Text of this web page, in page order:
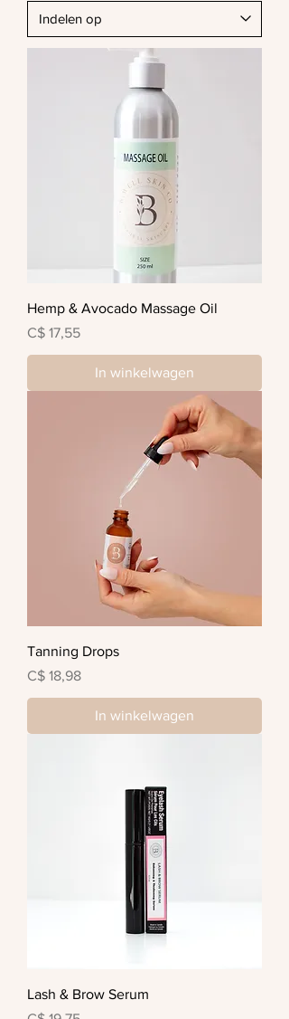
Hemp & Avocado Massage Oil
Prijs
C$ 17,55
In winkelwagen
Tanning Drops
Prijs
C$ 18,98
In winkelwagen
Lash & Brow Serum